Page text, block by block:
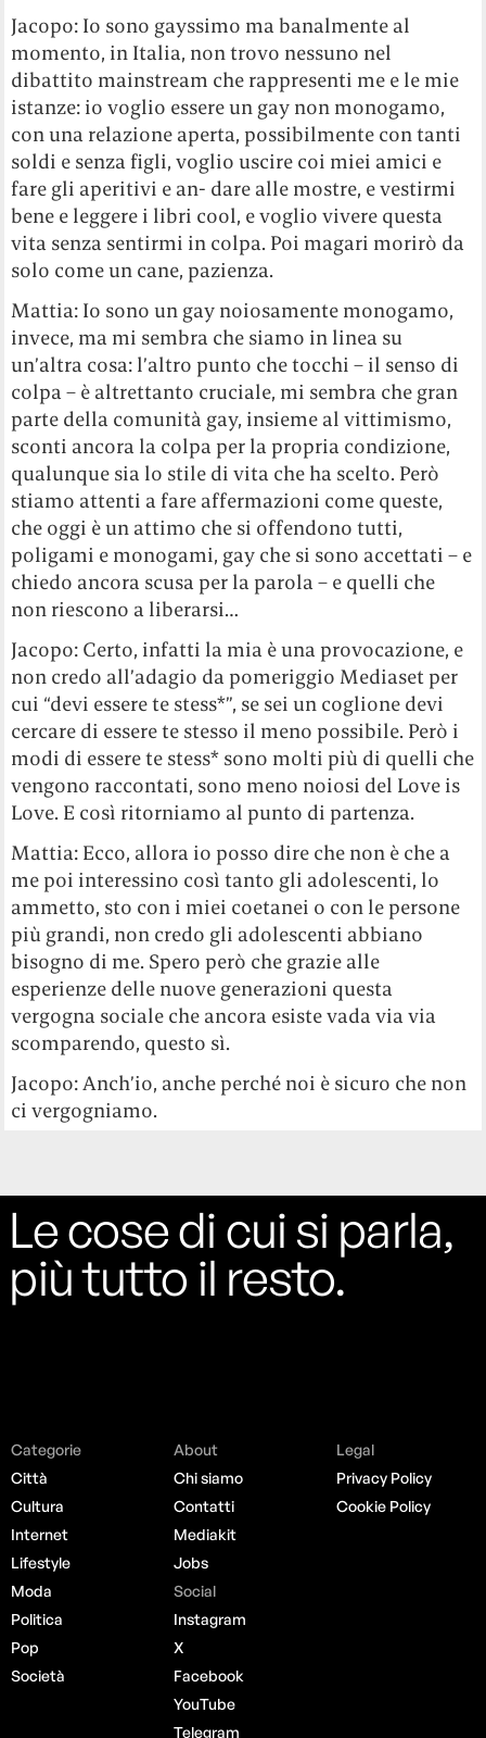
Jacopo: Io sono gayssimo ma banalmente al
momento, in Italia, non trovo nessuno nel
dibattito mainstream che rappresenti me e le mie
istanze: io voglio essere un gay non monogamo,
con una relazione aperta, possibilmente con tanti
soldi e senza figli, voglio uscire coi miei amici e
fare gli aperitivi e an- dare alle mostre, e vestirmi
bene e leggere i libri cool, e voglio vivere questa
vita senza sentirmi in colpa. Poi magari morirò da
solo come un cane, pazienza.
Mattia: Io sono un gay noiosamente monogamo,
invece, ma mi sembra che siamo in linea su
un’altra cosa: l’altro punto che tocchi – il senso di
colpa – è altrettanto cruciale, mi sembra che gran
parte della comunità gay, insieme al vittimismo,
sconti ancora la colpa per la propria condizione,
qualunque sia lo stile di vita che ha scelto. Però
stiamo attenti a fare affermazioni come queste,
che oggi è un attimo che si offendono tutti,
poligami e monogami, gay che si sono accettati – e
chiedo ancora scusa per la parola – e quelli che
non riescono a liberarsi…
Jacopo: Certo, infatti la mia è una provocazione, e
non credo all’adagio da pomeriggio Mediaset per
cui “devi essere te stess*”, se sei un coglione devi
cercare di essere te stesso il meno possibile. Però i
modi di essere te stess* sono molti più di quelli che
vengono raccontati, sono meno noiosi del Love is
Love. E così ritorniamo al punto di partenza.
Mattia: Ecco, allora io posso dire che non è che a
me poi interessino così tanto gli adolescenti, lo
ammetto, sto con i miei coetanei o con le persone
più grandi, non credo gli adolescenti abbiano
bisogno di me. Spero però che grazie alle
esperienze delle nuove generazioni questa
vergogna sociale che ancora esiste vada via via
scomparendo, questo sì.
Jacopo: Anch’io, anche perché noi è sicuro che non
ci vergogniamo.
Le cose di cui si parla,
più tutto il resto.
Categorie
Città
Cultura
Internet
Lifestyle
Moda
Politica
Pop
Società
About
Chi siamo
Contatti
Mediakit
Jobs
Social
Instagram
X
Facebook
YouTube
Telegram
Legal
Privacy Policy
Cookie Policy